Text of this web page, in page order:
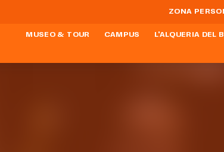
ZONA
MUSEO & TOUR CAMPUS L'ALQUERIA DEL